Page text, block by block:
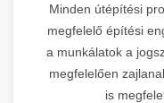
Minden útépítési
megfelelő építési
a munkálatok a
megfelelően
is